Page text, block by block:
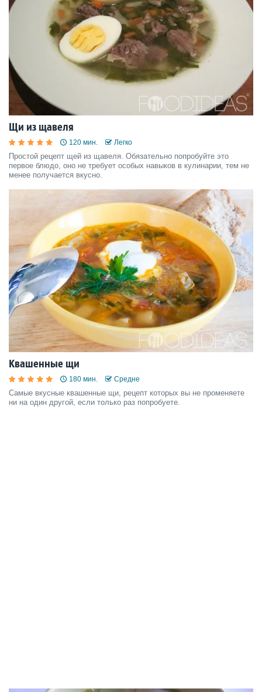
Щи из щавеля
120 мин. Легко
Простой рецепт щей из щавеля. Обязательно попробуйте это
первое блюдо, оно не требует особых навыков в кулинарии, тем не
менее получается вкусно.
Квашенные щи
180 мин. Средне
Самые вкусные квашенные щи, рецепт которых вы не променяете
ни на один другой, если только раз попробуете.